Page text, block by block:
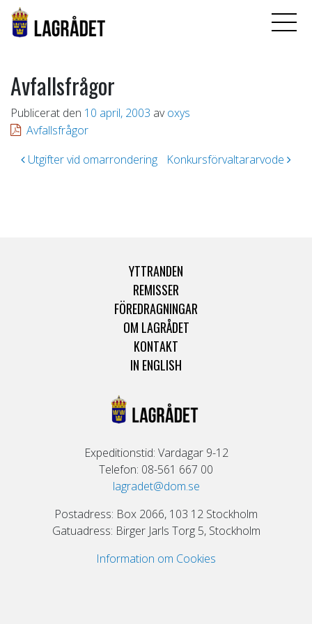
Avfallsfrågor
Publicerat den 10 april, 2003 av oxys
Avfallsfrågor
Inläggsnavigering
Utgifter vid omarrondering Konkursförvaltararvode
YTTRANDEN
REMISSER
FÖREDRAGNINGAR
OM LAGRÅDET
KONTAKT
IN ENGLISH
Expeditionstid: Vardagar 9-12
Telefon: 08-561 667 00
lagradet@dom.se
Postadress: Box 2066, 103 12 Stockholm
Gatuadress: Birger Jarls Torg 5, Stockholm
Information om Cookies